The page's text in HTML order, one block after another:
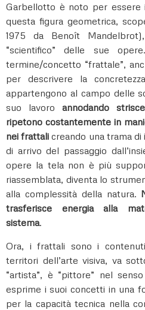
Garbellotto è noto per
questa figura geometrica,
1975 da Benoît
“scientifico” delle sue
termine/concetto “frattale”,
per descrivere la
appartengono al campo delle
suo lavoro annodando
ripetono costantemente in
nei frattali creando una trama di
di arrivo del passaggio
opere la tela non è più
riassemblata, diventa lo
alla complessità della natura.
trasferisce energia alla
sistema.
Ora, i frattali sono i
territori dell’arte visiva, va
“artista”, è “pittore” nel
esprime i suoi concetti in una
per la capacità tecnica nella